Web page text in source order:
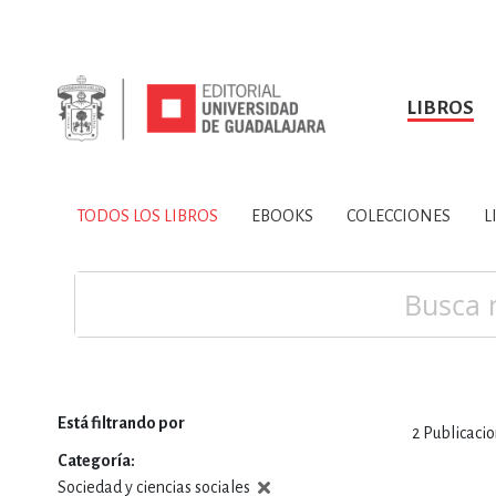
LIBROS
TODOS LOS LIBROS
SOBRE NOSOTROS HISTORIA
CIENCIAS DE LA
TODOS LOS LIBROS EBOOKS COLECCIONES
2
Está filtrando por
Categoría
Sociedad y ciencias sociales